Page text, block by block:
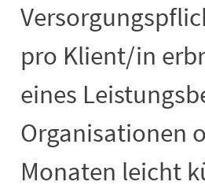
pro Klient/in
eines
Organisationen
Monaten leicht